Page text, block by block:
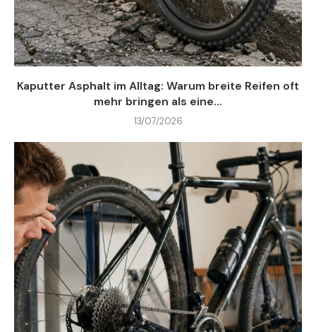
Kaputter Asphalt im Alltag: Warum breite Reifen oft
mehr bringen als eine...
13/07/2026